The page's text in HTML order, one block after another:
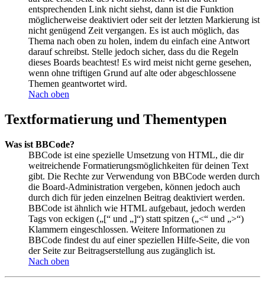
entsprechenden Link nicht siehst, dann ist die Funktion
möglicherweise deaktiviert oder seit der letzten Markierung ist
nicht genügend Zeit vergangen. Es ist auch möglich, das
Thema nach oben zu holen, indem du einfach eine Antwort
darauf schreibst. Stelle jedoch sicher, dass du die Regeln
dieses Boards beachtest! Es wird meist nicht gerne gesehen,
wenn ohne triftigen Grund auf alte oder abgeschlossene
Themen geantwortet wird.
Nach oben
Textformatierung und Thementypen
Was ist BBCode?
BBCode ist eine spezielle Umsetzung von HTML, die dir
weitreichende Formatierungsmöglichkeiten für deinen Text
gibt. Die Rechte zur Verwendung von BBCode werden durch
die Board-Administration vergeben, können jedoch auch
durch dich für jeden einzelnen Beitrag deaktiviert werden.
BBCode ist ähnlich wie HTML aufgebaut, jedoch werden
Tags von eckigen („[“ und „]“) statt spitzen („<“ und „>“)
Klammern eingeschlossen. Weitere Informationen zu
BBCode findest du auf einer speziellen Hilfe-Seite, die von
der Seite zur Beitragserstellung aus zugänglich ist.
Nach oben